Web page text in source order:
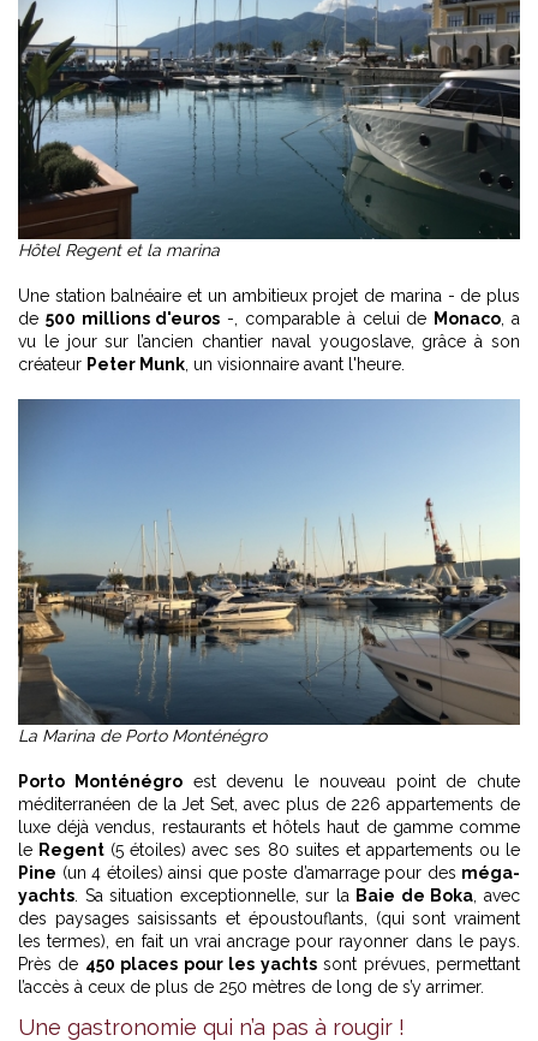
Hôtel Regent et la marina
Une station balnéaire et un ambitieux projet de marina - de plus
de 500 millions d'euros -, comparable à celui de Monaco , a
vu le jour sur l’ancien chantier naval yougoslave, grâce à son
créateur Peter Munk , un visionnaire avant l'heure.
La Marina de Porto Monténégro
Porto Monténégroest devenu le nouveau point de chute
méditerranéen de la Jet Set, avec plus de 226 appartements de
luxe déjà vendus, restaurants et hôtels haut de gamme comme
le Regent (5 étoiles) avec ses 80 suites et appartements ou le
Pine (un 4 étoiles) ainsi que poste d’amarrage pour des méga-
yachts . Sa situation exceptionnelle, sur la Baie de Boka , avec
des paysages saisissants et époustouflants, (qui sont vraiment
les termes), en fait un vrai ancrage pour rayonner dans le pays.
Près de 450 places pour les yachtssont prévues, permettant
l’accès à ceux de plus de 250 mètres de long de s’y arrimer.
Une gastronomie qui n’a pas à rougir !